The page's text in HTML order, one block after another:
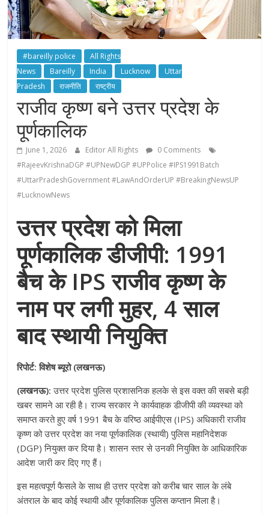
#bareilly police
All Rights
News
Bareilly India Lucknow
Uttar
Pradesh
राजनीति राष्ट्रीय
राजीव कृष्ण बने उत्तर प्रदेश के
पूर्णकालिक
June 1, 2026 Editor All Rights
0 Comments
#RajeevKrishnaDGP #UPNewDGP #UPPolice #IPS1991Batch
#UttarPradeshGovernment #LawAndOrderUP #BreakingNewsUP
#LucknowNews
उत्तर प्रदेश को मिला
पूर्णकालिक डीजीपी: 1991
बैच के IPS राजीव कृष्ण के
नाम पर लगी मुहर, 4 साल
बाद स्थायी नियुक्ति
रिपोर्ट: विशेष ब्यूरो (लखनऊ)
(लखनऊ): उत्तर प्रदेश पुलिस प्रशासनिक हलके से इस वक्त की सबसे बड़ी
खबर सामने आ रही है। राज्य सरकार ने कार्यवाहक डीजीपी की व्यवस्था को
समाप्त करते हुए वर्ष 1991 बैच के वरिष्ठ आईपीएस (IPS) अधिकारी राजीव
कृष्ण को उत्तर प्रदेश का नया पूर्णकालिक (स्थायी) पुलिस महानिदेशक
(DGP) नियुक्त कर दिया है। शासन स्तर से उनकी नियुक्ति के आधिकारिक
आदेश जारी कर दिए गए हैं।
इस महत्वपूर्ण फैसले के साथ ही उत्तर प्रदेश को करीब चार साल के लंबे
अंतराल के बाद कोई स्थायी और पूर्णकालिक पुलिस कप्तान मिला है।